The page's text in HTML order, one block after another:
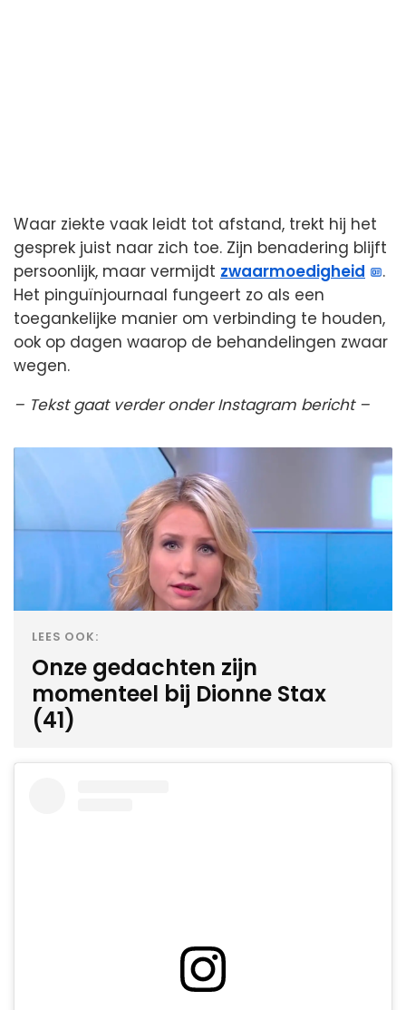
Waar ziekte vaak leidt tot afstand, trekt hij het
gesprek juist naar zich toe. Zijn benadering blijft
persoonlijk, maar vermijdt zwaarmoedigheid
.
Het pinguïnjournaal fungeert zo als een
toegankelijke manier om verbinding te houden,
ook op dagen waarop de behandelingen zwaar
wegen.
– Tekst gaat verder onder Instagram bericht –
LEES OOK:
Onze gedachten zijn
momenteel bij Dionne Stax
(41)